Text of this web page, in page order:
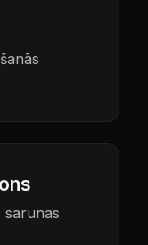
sarunas